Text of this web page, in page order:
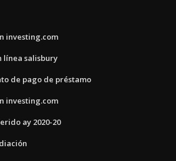
investing.com
línea salisbury
de pago de préstamo
investing.com
ay 2020-20